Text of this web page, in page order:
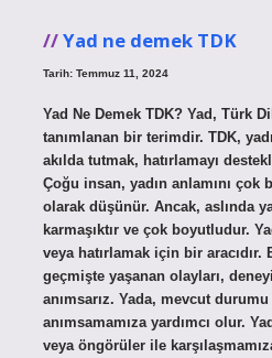
Yad ne demek TDK
Tarih: Temmuz 11, 2024
Yad Ne Demek TDK? Yad, Türk
tanımlanan bir terimdir. TDK,
akılda tutmak, hatırlamayı
Çoğu insan, yadın anlamını çok
olarak düşünür. Ancak, aslında
karmaşıktır ve çok boyutludur.
veya hatırlamak için bir aracıdır.
geçmişte yaşanan olayları,
anımsarız. Yada, mevcut
anımsamamıza yardımcı olur.
veya öngörüler ile